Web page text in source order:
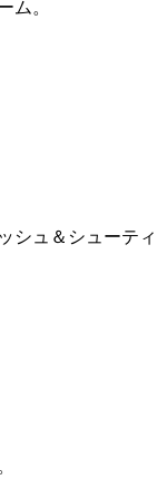
ム。
シュ＆シューテ